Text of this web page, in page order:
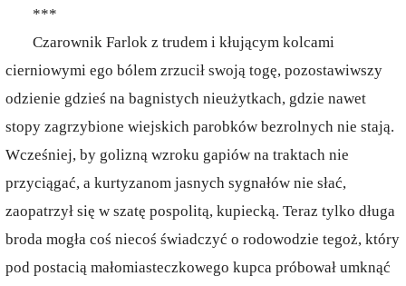
***
Czarownik Farlok z trudem i kłującym kolcami
cierniowymi ego bólem zrzucił swoją togę, pozostawiwszy
odzienie gdzieś na bagnistych nieużytkach, gdzie nawet
stopy zagrzybione wiejskich parobków bezrolnych nie stają.
Wcześniej, by golizną wzroku gapiów na traktach nie
przyciągać, a kurtyzanom jasnych sygnałów nie słać,
zaopatrzył się w szatę pospolitą, kupiecką. Teraz tylko długa
broda mogła coś niecoś świadczyć o rodowodzie tegoż, który
pod postacią małomiasteczkowego kupca próbował umknąć